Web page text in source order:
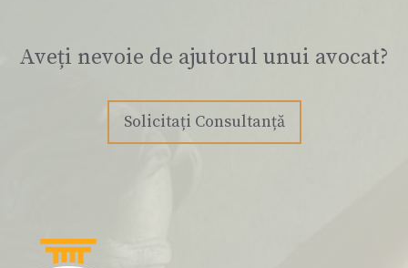
Aveți nevoie de ajutorul unui avocat?
Solicitați Consultanță